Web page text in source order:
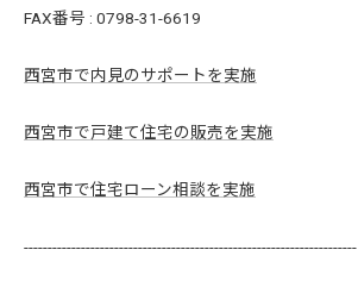
FAX番号 : 0798-31-6619
西宮市で内見のサポートを実施
西宮市で戸建て住宅の販売を実施
西宮市で住宅ローン相談を実施
----------------------------------------------------------------------